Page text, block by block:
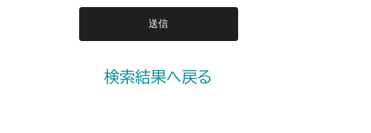
検索結果へ戻る